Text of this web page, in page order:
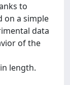
to
on a simple
data
of the
length.